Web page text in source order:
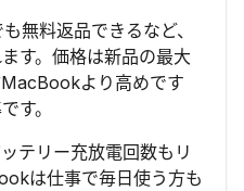
無料返品できるなど、
す。価格は新品の最大
より高めです
す。
テリー充放電回数もリ
は仕事で毎日使う方も